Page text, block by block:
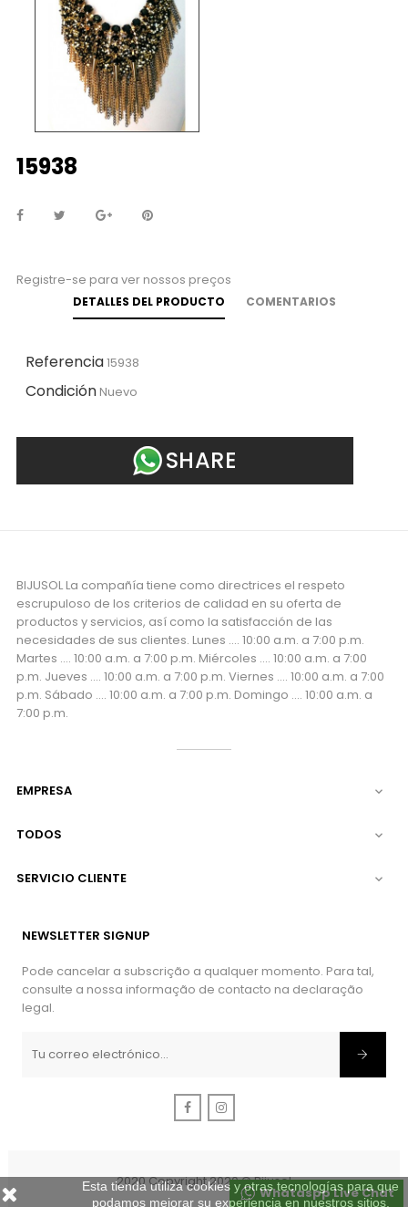
15938
Registre-se para ver nossos preços
DETALLES DEL PRODUCTO COMENTARIOS
Referencia15938
Condición Nuevo
SHARE
BIJUSOL La compañía tiene como directrices el respeto
escrupuloso de los criterios de calidad en su oferta de
productos y servicios, así como la satisfacción de las
necesidades de sus clientes. Lunes .... 10:00 a.m. a 7:00 p.m.
Martes .... 10:00 a.m. a 7:00 p.m. Miércoles .... 10:00 a.m. a 7:00
p.m. Jueves .... 10:00 a.m. a 7:00 p.m. Viernes .... 10:00 a.m. a 7:00
p.m. Sábado .... 10:00 a.m. a 7:00 p.m. Domingo .... 10:00 a.m. a
7:00 p.m.
EMPRESA 
TODOS 
SERVICIO CLIENTE 
NEWSLETTER SIGNUP
Pode cancelar a subscrição a qualquer momento. Para tal,
consulte a nossa informação de contacto na declaração
legal.
Facebook
Esta tienda utiliza cookies y otras tecnologías para que
podamos mejorar su experiencia en nuestros sitios.
2020 Copyright 2020 © Bijusol
Whataspp Live Chat